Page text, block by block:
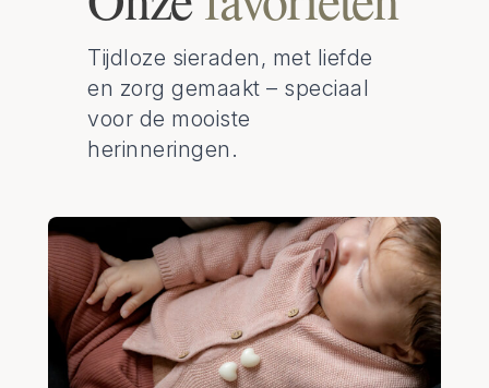
Tijdloze sieraden, met liefde
en zorg gemaakt – speciaal
voor de mooiste
herinneringen.